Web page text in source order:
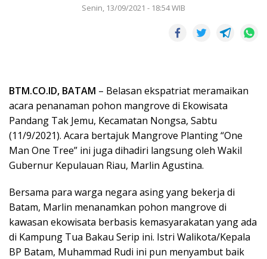
Senin, 13/09/2021 - 18:54 WIB
BTM.CO.ID, BATAM – Belasan ekspatriat meramaikan
acara penanaman pohon mangrove di Ekowisata
Pandang Tak Jemu, Kecamatan Nongsa, Sabtu
(11/9/2021). Acara bertajuk Mangrove Planting “One
Man One Tree” ini juga dihadiri langsung oleh Wakil
Gubernur Kepulauan Riau, Marlin Agustina.
Bersama para warga negara asing yang bekerja di
Batam, Marlin menanamkan pohon mangrove di
kawasan ekowisata berbasis kemasyarakatan yang ada
di Kampung Tua Bakau Serip ini. Istri Walikota/Kepala
BP Batam, Muhammad Rudi ini pun menyambut baik